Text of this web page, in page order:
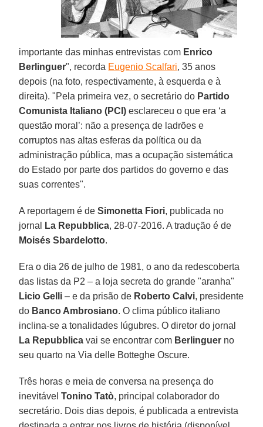
importante das minhas entrevistas com Enrico
Berlinguer", recorda Eugenio Scalfari, 35 anos
depois (na foto, respectivamente, à esquerda e à
direita). "Pela primeira vez, o secretário do Partido
Comunista Italiano (PCI) esclareceu o que era ‘a
questão moral’: não a presença de ladrões e
corruptos nas altas esferas da política ou da
administração pública, mas a ocupação sistemática
do Estado por parte dos partidos do governo e das
suas correntes".
A reportagem é deSimonetta Fiori, publicada no
jornal
La Repubblica, 28-07-2016. A tradução é de
Moisés Sbardelotto.
Era o dia 26 de julho de 1981, o ano da redescoberta
das listas da P2 – a loja secreta do grande "aranha"
Licio Gelli – e da prisão de Roberto Calvi, presidente
do Banco Ambrosiano. O clima público italiano
inclina-se a tonalidades lúgubres. O diretor do jornal
La Repubblica vai se encontrar com Berlinguer no
seu quarto na Via delle Botteghe Oscure.
Três horas e meia de conversa na presença do
inevitávelTonino Tatò, principal colaborador do
secretário. Dois dias depois, é publicada a entrevista